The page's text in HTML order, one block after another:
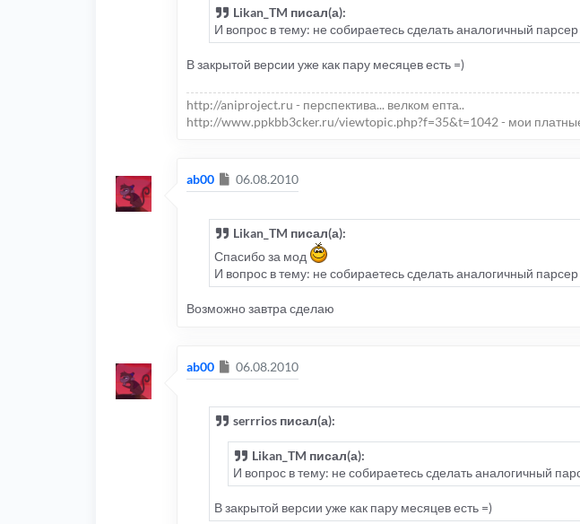
Likan_TM писал(а):
И вопрос в тему: не собираетесь сделать аналогичный
В закрытой версии уже как пару месяцев есть =)
http://aniproject.ru - перспектива... велком епта..
http://www.ppkbb3cker.ru/viewtopic.php?f=35&t=1042 - мои платные
ab00 Сообщение
06.08.2010
Likan_TM писал(а):
Спасибо за мод
И вопрос в тему: не собираетесь сделать аналогичный
Возможно завтра сделаю
ab00 Сообщение
06.08.2010
serrrios писал(а):
Likan_TM писал(а):
И вопрос в тему: не собираетесь сделать аналогичный
В закрытой версии уже как пару месяцев есть =)